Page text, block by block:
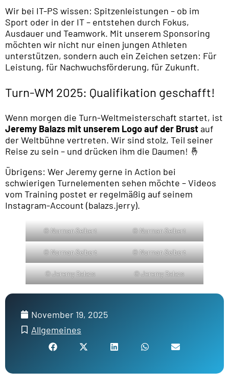
Wir bei IT-PS wissen: Spitzenleistungen – ob im
Sport oder in der IT – entstehen durch Fokus,
Ausdauer und Teamwork. Mit unserem Sponsoring
möchten wir nicht nur einen jungen Athleten
unterstützen, sondern auch ein Zeichen setzen: Für
Leistung, für Nachwuchsförderung, für Zukunft.
Turn-WM 2025: Qualifikation geschafft!
Wenn morgen die Turn-Weltmeisterschaft startet, ist
Jeremy Balazs mit unserem Logo auf der Brustauf
der Weltbühne vertreten. Wir sind stolz, Teil seiner
Reise zu sein – und drücken ihm die Daumen! 🤞
Übrigens: Wer Jeremy gerne in Action bei
schwierigen Turnelementen sehen möchte – Videos
vom Training postet er regelmäßig auf seinem
Instagram-Account (balazs.jerry).
© Norman Seibert © Norman Seibert
© Norman Seibert © Norman Seibert
© Jeremy Balazs © Jeremy Balazs
November 19, 2025
Allgemeines